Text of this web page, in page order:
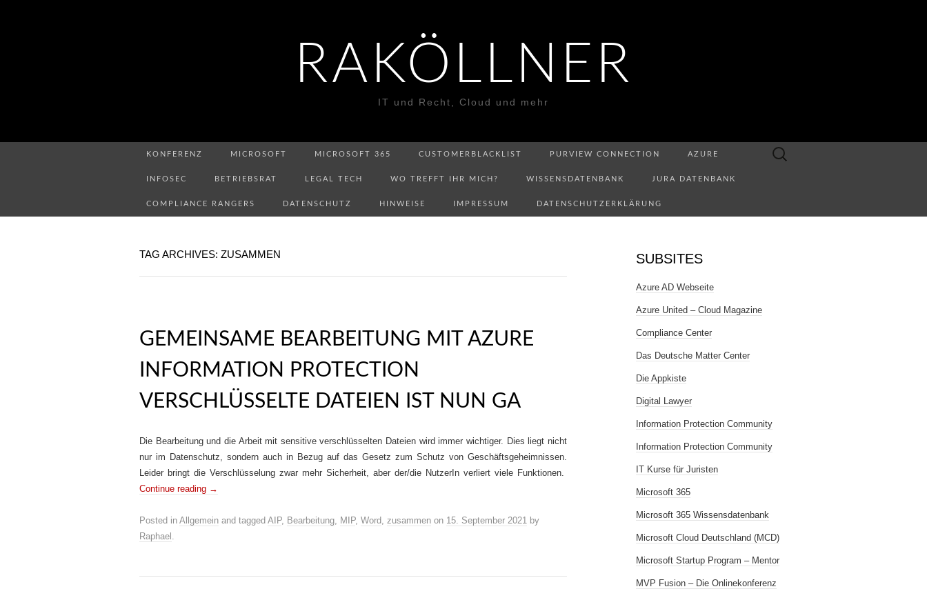
RAKÖLLNER
IT und Recht, Cloud und mehr
KONFERENZ MICROSOFT MICROSOFT 365 CUSTOMERBLACKLIST PURVIEW CONNECTION AZURE
INFOSEC BETRIEBSRAT LEGAL TECH WO TREFFT IHR MICH? WISSENSDATENBANK JURA DATENBANK
COMPLIANCE RANGERS DATENSCHUTZ HINWEISE IMPRESSUM DATENSCHUTZERKLÄRUNG
Suchen
TAG ARCHIVES: ZUSAMMEN
GEMEINSAME BEARBEITUNG MIT AZURE
INFORMATION PROTECTION
VERSCHLÜSSELTE DATEIEN IST NUN GA
Die Bearbeitung und die Arbeit mit sensitive verschlüsselten Dateien wird immer wichtiger. Dies liegt nicht
nur im Datenschutz, sondern auch in Bezug auf das Gesetz zum Schutz von Geschäftsgeheimnissen.
Leider bringt die Verschlüsselung zwar mehr Sicherheit, aber der/die NutzerIn verliert viele Funktionen.
Continue reading →
Posted in Allgemein and tagged AIP, Bearbeitung, MIP, Word, zusammen on 15. September 2021 by
Raphael .
SUBSITES
Azure AD Webseite
Azure United – Cloud Magazine
Compliance Center
Das Deutsche Matter Center
Die Appkiste
Digital Lawyer
Information Protection Community
Information Protection Community
IT Kurse für Juristen
Microsoft 365
Microsoft 365 Wissensdatenbank
Microsoft Cloud Deutschland (MCD)
Microsoft Startup Program – Mentor
MVP Fusion – Die Onlinekonferenz